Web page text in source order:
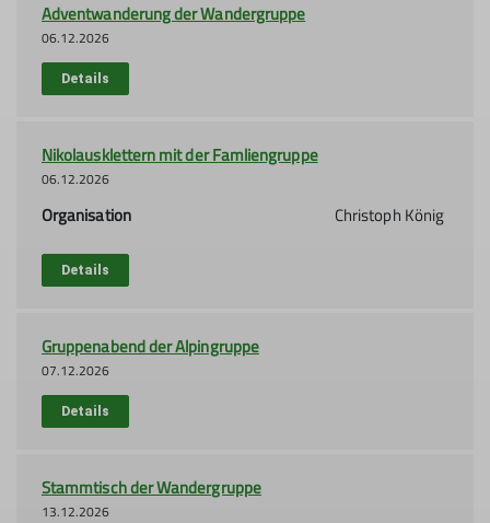
Adventwanderung der Wandergruppe
06.12.2026
Details
Nikolausklettern mit der Famliengruppe
06.12.2026
Organisation Christoph König
Details
Gruppenabend der Alpingruppe
07.12.2026
Details
Stammtisch der Wandergruppe
13.12.2026